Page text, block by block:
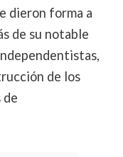
dieron forma a
de su notable
de los
de